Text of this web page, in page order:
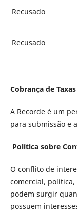
Recusado
Recusado
Cobrança de Taxas
A Recorde é um
para submissão e
Política sobre
O conflito de
comercial,
podem surgir
possuem